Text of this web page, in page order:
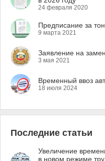
24 февраля 2020
Предписание за
9 марта 2021
Заявление на
3 мая 2021
Временный ввоз
18 июля 2024
Последние статьи
Увеличение
в новом режиме